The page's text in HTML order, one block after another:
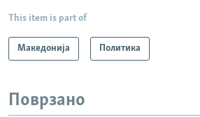
This item is part of
Македонија Политика
Поврзано